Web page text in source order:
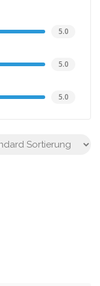
5.0
5.0
5.0